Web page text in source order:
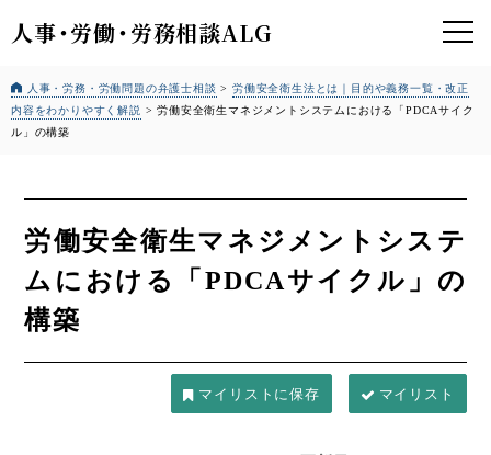
人事・労働・労務相談ALG
人事・労務・労働問題の弁護士相談 >労働安全衛生法とは｜ 目的や義務一覧・改正
内容をわかりやすく解説 >労働安全衛生マネジメントシステムにおける「PDCAサイク
ル」の構築
労働安全衛生マネジメントシステ
ムにおける「PDCAサイクル」の
構築
マイリスト